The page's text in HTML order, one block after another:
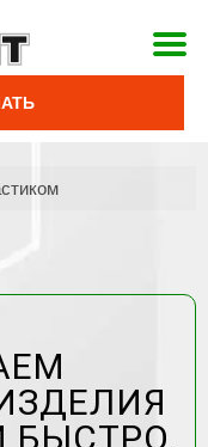
БЫСТРО,